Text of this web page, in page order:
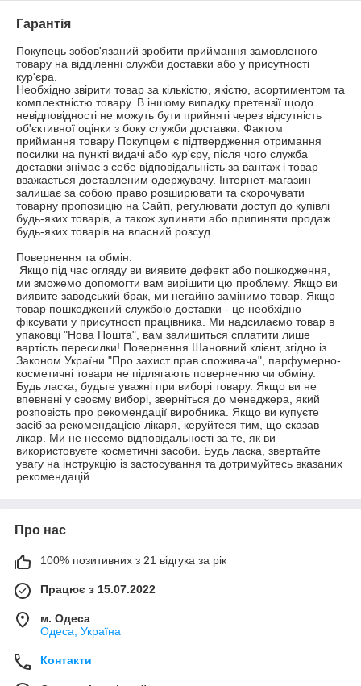
Гарантія
Покупець зобов'язаний зробити приймання замовленого
товару на відділенні служби доставки або у присутності
кур'єра.
Необхідно звірити товар за кількістю, якістю, асортиментом та
комплектністю товару. В іншому випадку претензії щодо
невідповідності не можуть бути прийняті через відсутність
об'єктивної оцінки з боку служби доставки. Фактом
приймання товару Покупцем є підтвердження отримання
посилки на пункті видачі або кур'єру, після чого служба
доставки знімає з себе відповідальність за вантаж і товар
вважається доставленим одержувачу. Інтернет-магазин
залишає за собою право розширювати та скорочувати
товарну пропозицію на Сайті, регулювати доступ до купівлі
будь-яких товарів, а також зупиняти або припиняти продаж
будь-яких товарів на власний розсуд.
Повернення та обмін:
ми зможемо допомогти вам вирішити цю проблему. Якщо ви
виявите заводський брак, ми негайно замінимо товар. Якщо
товар пошкоджений службою доставки - це необхідно
фіксувати у присутності працівника. Ми надсилаємо товар в
упаковці "Нова Пошта", вам залишиться сплатити лише
вартість пересилки! Повернення Шановний клієнт, згідно із
Законом України "Про захист прав споживача", парфумерно-
косметичні товари не підлягають поверненню чи обміну.
Будь ласка, будьте уважні при виборі товару. Якщо ви не
впевнені у своєму виборі, зверніться до менеджера, який
розповість про рекомендації виробника. Якщо ви купуєте
засіб за рекомендацією лікаря, керуйтеся тим, що сказав
лікар. Ми не несемо відповідальності за те, як ви
використовуєте косметичні засоби. Будь ласка, звертайте
увагу на інструкцію із застосування та дотримуйтесь вказаних
рекомендацій.
Про нас
100% позитивних з 21 відгука за рік
Працює з 15.07.2022
м. Одеса
Одеса, Україна
Контакти